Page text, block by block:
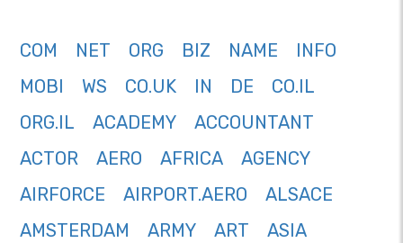
COM NET ORG BIZ NAME
INFO
MOBI
WS CO.UK IN DE
CO.IL
ORG.IL
ACADEMY
ACCOUNTANT
ACTOR
AERO AFRICA
AGENCY
AIRFORCE
AIRPORT.AERO
ALSACE
AMSTERDAM
ARMY ART
ASIA